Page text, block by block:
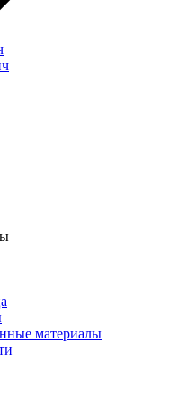
материалы